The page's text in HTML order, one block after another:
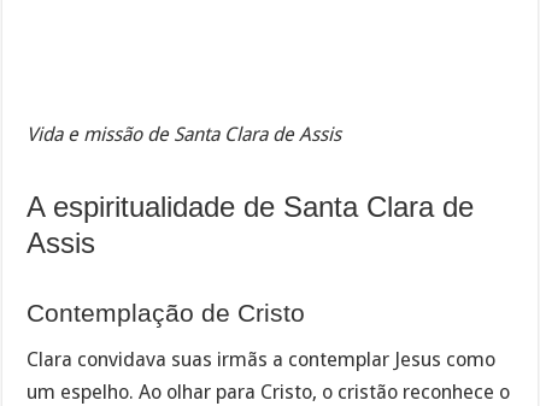
Vida e missão de Santa Clara de Assis
A espiritualidade de Santa Clara de
Assis
Contemplação de Cristo
Clara convidava suas irmãs a contemplar Jesus como
um espelho. Ao olhar para Cristo, o cristão reconhece o